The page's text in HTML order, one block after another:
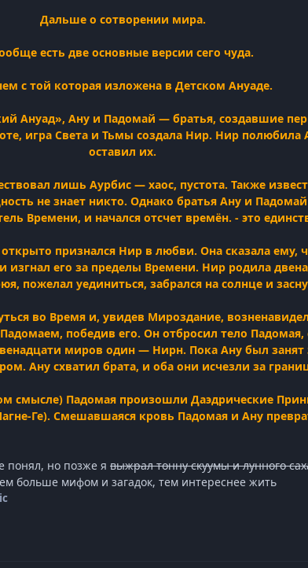
Дальше о сотворении мира.
есть две основные версии сего чуда.
с той которая изложена в Детском Ануаде.
Ануад», Ану и Падомай — братья, создавшие
игра Света и Тьмы создала Нир. Нир полюбила
оставил их.
лишь Аурбис — хаос, пустота. Также
не знает никто. Однако братья Ану и
Времени, и начался отсчет времён. - это
признался Нир в любви. Она сказала ему,
изгнал его за пределы Времени. Нир родила
пожелал уединиться, забрался на солнце и
во Время и, увидев Мироздание,
победив его. Он отбросил тело
миров один — Нирн. Пока Ану был
Ану схватил брата, и оба они исчезли за
смысле) Падомая произошли Даэдрические
Ге). Смешавшаяся кровь Падомая и Ану
понял, но позже я выжрал тонну скуумы и лунного
больше мифом и загадок, тем интереснее жить